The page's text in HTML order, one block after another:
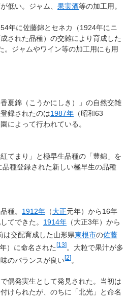
低い。ジャム、 果実酒等の加工用。
年に佐藤錦とセネカ（1924年にニ
された品種）の交雑により育成した
。ジャムやワイン等の加工用にも用
夏錦（こうかにしき）」の自然交雑
録されたのは1987年 （昭和63
によって行われている。
てまり」と極早生品種の「豊錦」を
種登録された新しい極早生の品種
種。 1912年 （大正元年）から16年
てできた。 1914年 （大正3年）から
は交配育成した山形県東根市の佐藤
）に命名された[13]。大粒で果汁が多
のバランスが良い[2]。
偶発実生として発見された。当初は
けられたが、のちに「北光」と命名